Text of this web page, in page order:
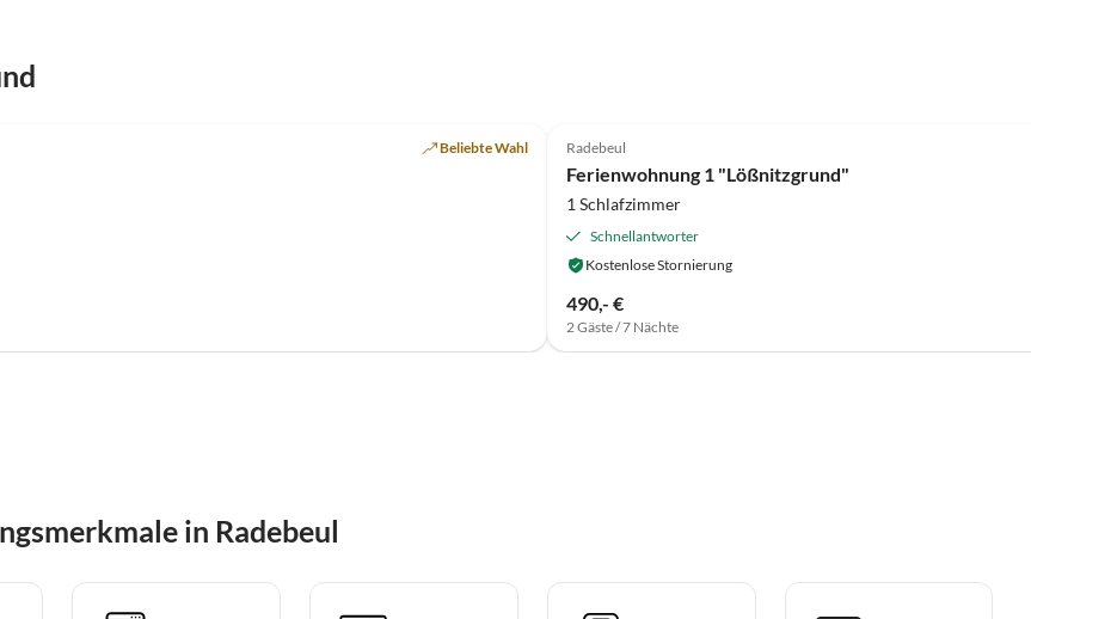
Beliebte Wahl Radebeul
Ferienwohnung 1 "Lößnitzgrund"
1 Schlafzimmer
Schnellantworter
Kostenlose Stornierung
490,- €
2 Gäste / 7 Nächte
in Radebeul